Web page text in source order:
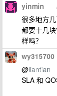
yinmin
很多地方
都要十几
样吗？
wy315700
@liantian
SLA 和